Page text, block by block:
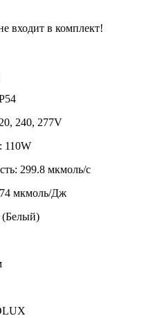
входит в комплект!
240, 277V
110W
299.8 мкмоль/с
мкмоль/Дж
(Белый)